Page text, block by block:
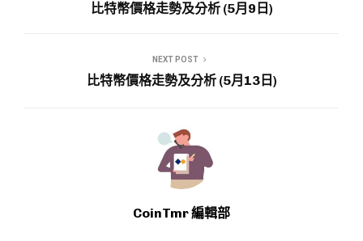
比特幣價格走勢及分析 (5月9日)
NEXT POST
比特幣價格走勢及分析 (5月13日)
CoinTmr 編輯部